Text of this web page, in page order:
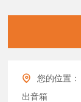
您的位置：
出音箱